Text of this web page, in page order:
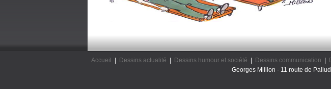
Accueil Dessins actualité Dessins humour et société Dessins communication
Georges Million - 11 route de